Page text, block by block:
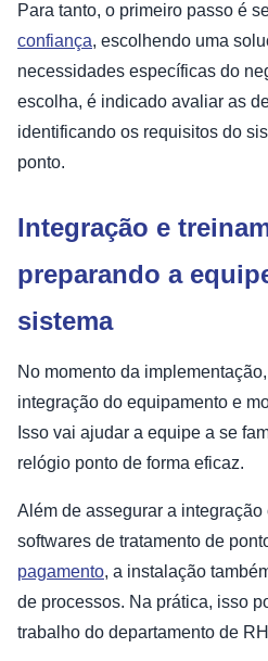
Para tanto, o primeiro passo é
confiança, escolhendo uma
necessidades específicas do
escolha, é indicado avaliar as
identificando os requisitos do
ponto.
Integração e
preparando a
sistema
No momento da
integração do equipamento e
Isso vai ajudar a equipe a se
relógio ponto de forma eficaz.
Além de assegurar a
softwares de tratamento de
pagamento, a instalação
de processos. Na prática, isso
trabalho do departamento de